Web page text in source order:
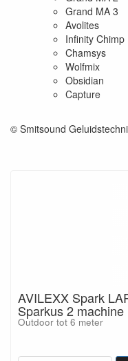
Grand MA 3
Avolites
Infinity Chimp
Chamsys
Wolfmix
Obsidian
Capture
© Smitsound
AVILEXX Spark
Sparkus 2 machine
Outdoor tot 6 meter